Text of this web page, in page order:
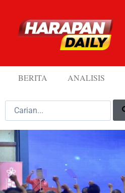
BERITA ANALISIS